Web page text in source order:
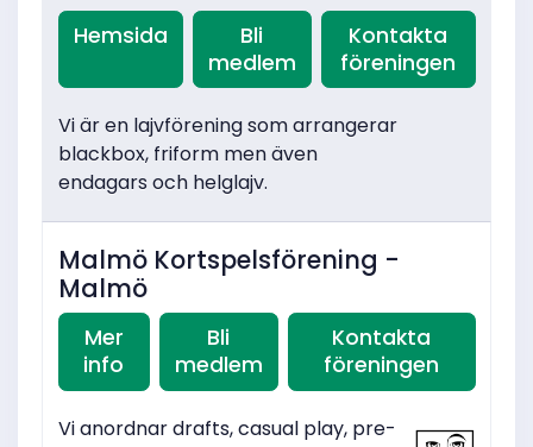
Hemsida
Bli
medlem
Kontakta
föreningen
Vi är en lajvförening som arrangerar
blackbox, friform men även
endagars och helglajv.
Malmö Kortspelsförening -
Malmö
Mer
info
Bli
medlem
Kontakta
föreningen
Vi anordnar drafts, casual play, pre-